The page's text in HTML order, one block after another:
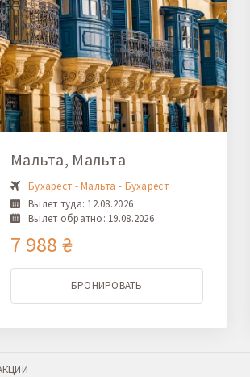
Мальта, Мальта
Бухарест - Мальта - Бухарест
Вылет туда: 12.08.2026
Вылет обратно: 19.08.2026
7 988 ₴
БРОНИРОВАТЬ